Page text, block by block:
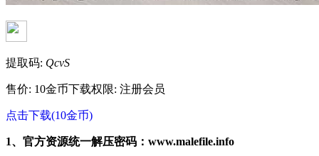
提取码: QcvS
售价: 10金币下载权限: 注册会员
点击下载(10金币)
1、官方资源统一解压密码：www.malefile.info